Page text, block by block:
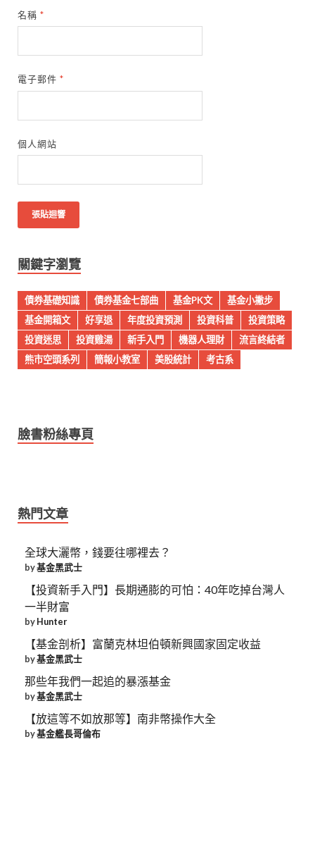
名稱*
電子郵件*
個人網站
關鍵字瀏覽
債券基礎知識 債券基金七部曲 基金PK文
基金小撇步
基金開箱文
好享退 年度投資預測 投資科普
投資策略
投資迷思
投資雞湯 新手入門 機器人理財
流言終結者
熊市空頭系列
簡報小教室 美股統計 考古系
臉書粉絲專頁
熱門文章
全球大灑幣，錢要往哪裡去？
by基金黑武士
【投資新手入門】長期通膨的可怕：40年吃掉台灣人
一半財富
byHunter
【基金剖析】富蘭克林坦伯頓新興國家固定收益
by基金黑武士
那些年我們一起追的暴漲基金
by基金黑武士
【放這等不如放那等】南非幣操作大全
by基金艦長哥倫布